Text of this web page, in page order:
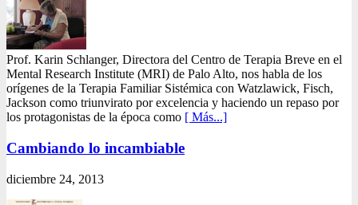
Prof. Karin Schlanger, Directora del Centro de Terapia Breve en el
Mental Research Institute (MRI) de Palo Alto, nos habla de los
orígenes de la Terapia Familiar Sistémica con Watzlawick, Fisch,
Jackson como triunvirato por excelencia y haciendo un repaso por
los protagonistas de la época como [ Más...]
Cambiando lo incambiable
diciembre 24, 2013